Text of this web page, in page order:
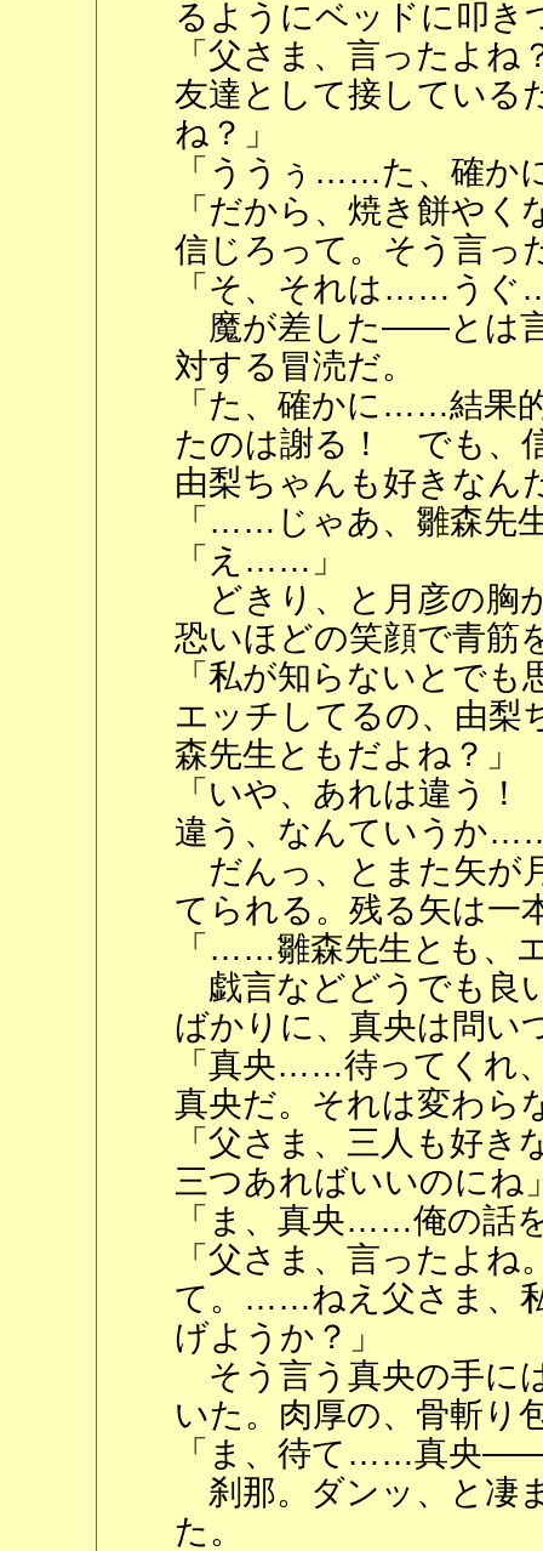
るようにベッドに叩き
「父さま、言ったよ
友達として接している
ね？」
「ううぅ……た、確
「だから、焼き餅や
信じろって。そう言っ
「そ、それは……う
魔が差した――とは言
対する冒涜だ。
「た、確かに……結果
たのは謝る！ でも、
由梨ちゃんも好きなん
「……じゃあ、雛森先
「え……」
どきり、と月彦の胸
恐いほどの笑顔で青筋
「私が知らないとで
エッチしてるの、由
森先生ともだよね？」
「いや、あれは違う
違う、なんていうか
だんっ、とまた矢が
てられる。残る矢は
「……雛森先生とも、
戯言などどうでも良
ばかりに、真央は問い
「真央……待ってくれ
真央だ。それは変わ
「父さま、三人も好
三つあればいいのにね
「ま、真央……俺の
「父さま、言ったよ
て。……ねえ父さま、
げようか？」
そう言う真央の手に
いた。肉厚の、骨斬り
「ま、待て……真央
刹那。ダンッ、と凄
た。